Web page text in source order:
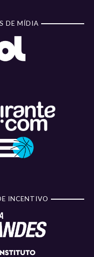
DE MÍDIA
INCENTIVO